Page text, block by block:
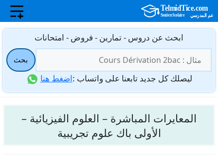
انتقل
المحتوى
ابحث عن دروس - تمارين - فروض - امتحانات
عن:
بحث
ليصلك كل جديد تابعنا على واتساب :اضغط هنا
المعايرات المباشرة – العلوم الفيزيائية –
الأولى باك علوم تجريبية